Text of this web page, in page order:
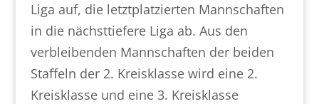
Liga auf, die letztplatzierten Mannschaften
in die nächsttiefere Liga ab. Aus den
verbleibenden Mannschaften der beiden
Staffeln der 2. Kreisklasse wird eine 2.
Kreisklasse und eine 3. Kreisklasse